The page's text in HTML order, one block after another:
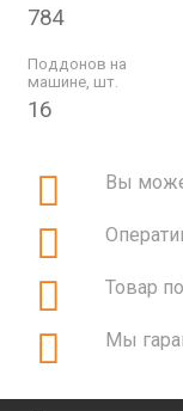
784
Поддонов на
машине, шт.
16
Вы
Товар
Мы